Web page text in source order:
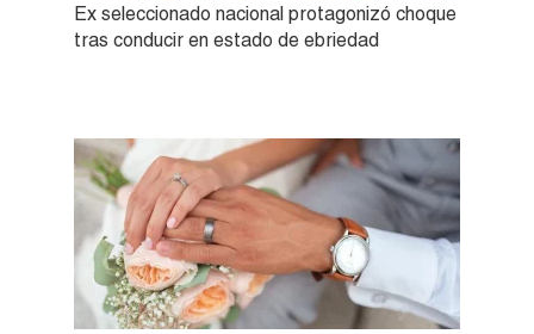
Ex seleccionado nacional protagonizó choque
tras conducir en estado de ebriedad